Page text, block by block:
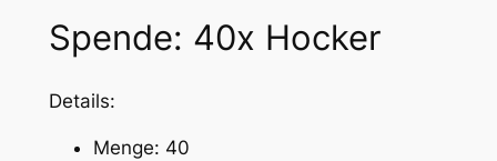
Spende: 40x Hocker
Details:
Menge: 40